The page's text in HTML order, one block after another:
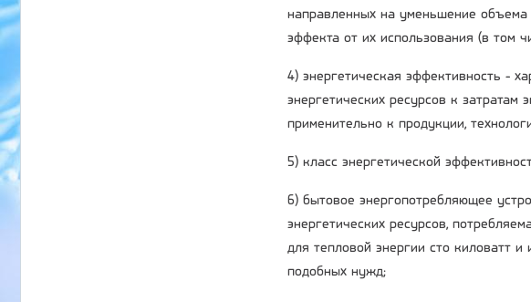
направленных на уменьшение объема
эффекта от их использования (в том
4) энергетическая эффективность -
энергетических ресурсов к затратам
применительно к продукции,
5) класс энергетической
6) бытовое энергопотребляющее
энергетических ресурсов,
для тепловой энергии сто киловатт
подобных нужд;